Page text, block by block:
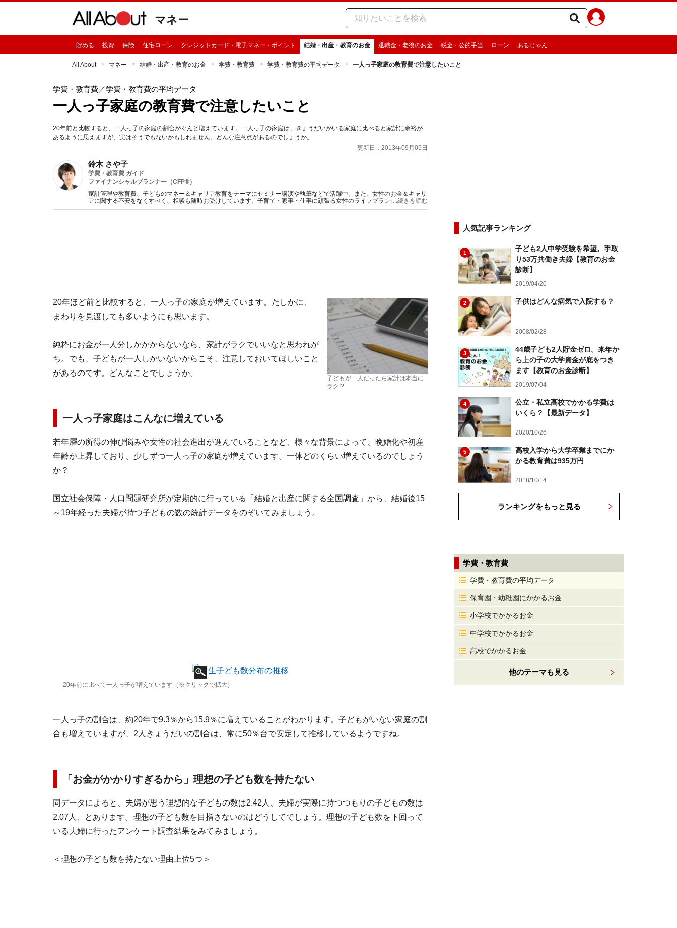
マネー
貯める 投資 保険 住宅ローン クレジットカード・電子マネー・ポイント 結婚・出産・教育のお金 退職金・老後のお金 税金・公的手当 ローン あるじゃん
All About マネー 結婚・出産・教育のお金 学費・教育費 学費・教育費の平均データ 一人っ子家庭の教育費で注意したいこと
学費・教育費／学費・教育費の平均データ
一人っ子家庭の教育費で注意したいこと
20年前と比較すると、一人っ子の家庭の割合がぐんと増えています。一人っ子の家庭は、きょうだいがいる家庭に比べると家計に余裕が
あるように思えますが、実はそうでもないかもしれません。どんな注意点があるのでしょうか。
更新日：2013年09月05日
鈴木 さや子
学費・教育費 ガイド
ファイナンシャルプランナー（CFP®）
家計管理や教育費、子どものマネー＆キャリア教育をテーマにセミナー講演や執筆などで活躍中。また、女性のお金＆キャリ
アに関する不安をなくすべく、相談も随時お受けしています。子育て・家事・仕事に頑張る女性のライフプラン作りをサポー
トします。iDeCoのサポートもしています。
...続きを読む
子どもが一人だったら家計は本当に
ラク!?
20年ほど前と比較すると、一人っ子の家庭が増えています。たしかに、
まわりを見渡しても多いようにも思います。
純粋にお金が一人分しかかからないなら、家計がラクでいいなと思われが
ち。でも、子どもが一人しかいないからこそ、注意しておいてほしいこと
があるのです。どんなことでしょうか。
一人っ子家庭はこんなに増えている
若年層の所得の伸び悩みや女性の社会進出が進んでいることなど、様々な背景によって、晩婚化や初産
年齢が上昇しており、少しずつ一人っ子の家庭が増えています。一体どのくらい増えているのでしょう
か？
国立社会保障・人口問題研究所が定期的に行っている「結婚と出産に関する全国調査」から、結婚後15
～19年経った夫婦が持つ子どもの数の統計データをのぞいてみましょう。
20年前に比べて一人っ子が増えています（※クリックで拡大）
一人っ子の割合は、約20年で9.3％から15.9％に増えていることがわかります。子どもがいない家庭の割
合も増えていますが、2人きょうだいの割合は、常に50％台で安定して推移しているようですね。
「お金がかかりすぎるから」理想の子ども数を持たない
同データによると、夫婦が思う理想的な子どもの数は2.42人、夫婦が実際に持つつもりの子どもの数は
2.07人、とあります。理想の子ども数を目指さないのはどうしてでしょう。理想の子ども数を下回って
いる夫婦に行ったアンケート調査結果をみてみましょう。
＜理想の子ども数を持たない理由上位5つ＞
人気記事ランキング
1
子ども2人中学受験を希望。手取
り53万共働き夫婦【教育のお金
診断】
2019/04/20
2 子供はどんな病気で入院する？
2008/02/28
3
44歳子ども2人貯金ゼロ。来年か
ら上の子の大学資金が底をつき
ます【教育のお金診断】
2019/07/04
4
公立・私立高校でかかる学費は
いくら？【最新データ】
2020/10/26
5
高校入学から大学卒業までにか
かる教育費は935万円
2018/10/14
ランキングをもっと見る
学費・教育費
学費・教育費の平均データ
保育園・幼稚園にかかるお金
小学校でかかるお金
中学校でかかるお金
高校でかかるお金
他のテーマも見る